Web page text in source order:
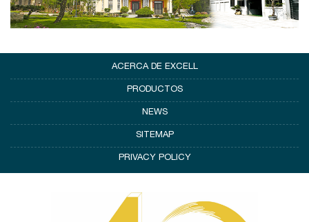
ACERCA DE EXCELL
PRODUCTOS
NEWS
SITEMAP
PRIVACY POLICY